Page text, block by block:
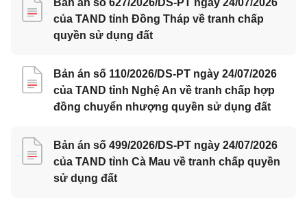
của TAND tỉnh Đồng Tháp về tranh chấp
quyền sử dụng đất
Bản án số 110/2026/DS-PT ngày 24/07/2026
của TAND tỉnh Nghệ An về tranh chấp hợp
đồng chuyển nhượng quyền sử dụng đất
Bản án số 499/2026/DS-PT ngày 24/07/2026
của TAND tỉnh Cà Mau về tranh chấp quyền
sử dụng đất